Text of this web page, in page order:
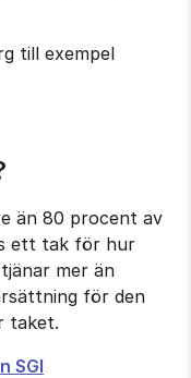
till exempel
än 80 procent av
ett tak för hur
mer än
för den
taket.
SGI